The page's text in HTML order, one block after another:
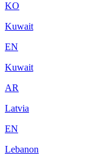
KO
Kuwait
EN
Kuwait
AR
Latvia
EN
Lebanon